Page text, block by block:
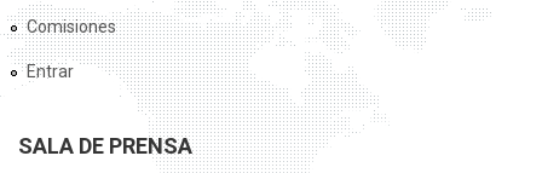
Comisiones
Entrar
SALA DE PRENSA